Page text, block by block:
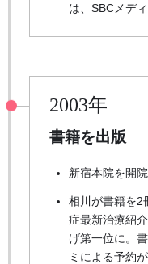
は、SBCメデ
2003年
書籍を出版
新宿本院を開院
相川が書籍を2
症最新治療紹
げ第一位に。
ミによる予約